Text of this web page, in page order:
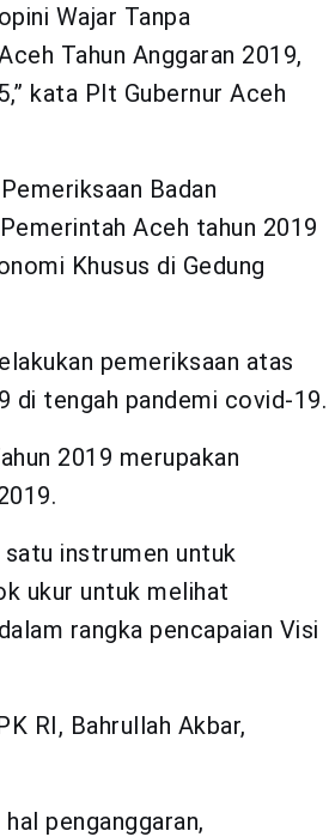
Wajar Tanpa
Tahun Anggaran 2019,
kata Plt Gubernur Aceh
Badan
Aceh tahun 2019
Khusus di Gedung
pemeriksaan atas
di tengah pandemi covid-19.
2019 merupakan
instrumen untuk
ukur untuk melihat
rangka pencapaian Visi
RI, Bahrullah Akbar,
penganggaran,